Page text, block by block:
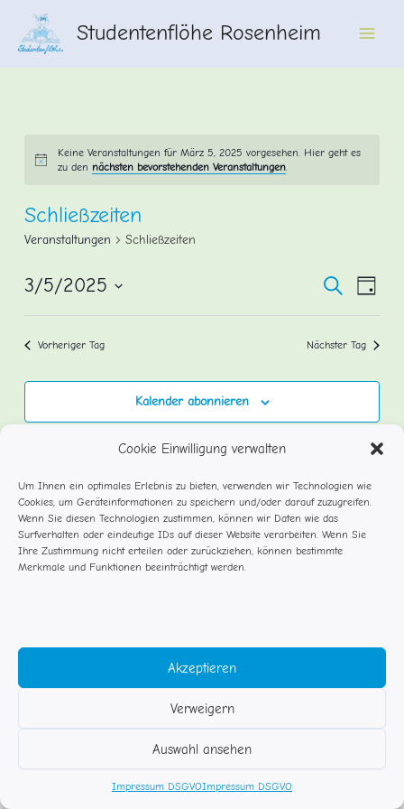
Cookie Einwilligung verwalten
Um Ihnen ein optimales Erlebnis zu bieten, verwenden wir Technologien wie
Cookies, um Geräteinformationen zu speichern und/oder darauf zuzugreifen.
Wenn Sie diesen Technologien zustimmen, können wir Daten wie das
Surfverhalten oder eindeutige IDs auf dieser Website verarbeiten. Wenn Sie
Ihre Zustimmung nicht erteilen oder zurückziehen, können bestimmte
Merkmale und Funktionen beeinträchtigt werden.
Akzeptieren
Verweigern
Auswahl ansehen
Impressum DSGVOImpressum DSGVO
Inhalt
springen
Studentenflöhe Rosenheim
Keine Veranstaltungen für März 5, 2025 vorgesehen. Hier geht es
zu den nächsten bevorstehenden Veranstaltungen.
Schließzeiten
Veranstaltungen Schließzeiten
Suche
und
Suche
Tag
3/5/2025
Vorheriger Tag Nächster Tag
Kalender abonnieren
© Studentenflöhe Rosenheim
Impressum DSGVO
Kontakt